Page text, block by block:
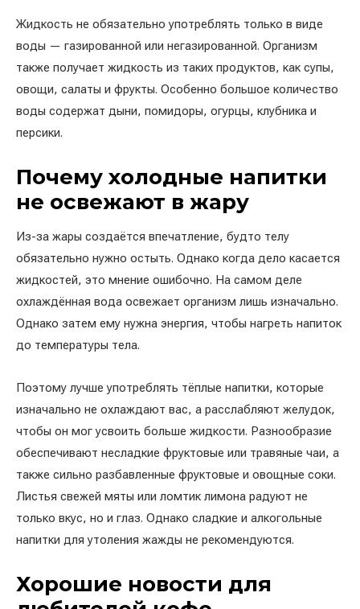
Жидкость не обязательно употреблять только в виде
воды — газированной или негазированной. Организм
также получает жидкость из таких продуктов, как супы,
овощи, салаты и фрукты. Особенно большое количество
воды содержат дыни, помидоры, огурцы, клубника и
персики.
Почему холодные напитки
не освежают в жару
Из-за жары создаётся впечатление, будто телу
обязательно нужно остыть. Однако когда дело касается
жидкостей, это мнение ошибочно. На самом деле
охлаждённая вода освежает организм лишь изначально.
Однако затем ему нужна энергия, чтобы нагреть напиток
до температуры тела.
Поэтому лучше употреблять тёплые напитки, которые
изначально не охлаждают вас, а расслабляют желудок,
чтобы он мог усвоить больше жидкости. Разнообразие
обеспечивают несладкие фруктовые или травяные чаи, а
также сильно разбавленные фруктовые и овощные соки.
Листья свежей мяты или ломтик лимона радуют не
только вкус, но и глаз. Однако сладкие и алкогольные
напитки для утоления жажды не рекомендуются.
Хорошие новости для